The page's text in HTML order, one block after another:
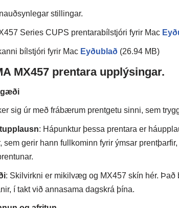
stillingar.
Series CUPS prentarabílstjóri fyrir Mac
bílstjóri fyrir Mac Eyðublað (26.94 MB)
MX457 prentara upplýsingar.
sig úr með frábærum prentgetu sinni, sem
: Hápunktur þessa prentara er
sem gerir hann fullkominn fyrir ýmsar
: Skilvirkni er mikilvæg og MX457 skín hér. Það
í takt við annasama dagskrá þína.